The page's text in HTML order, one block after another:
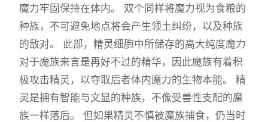
魔力牢固保持在体内。 双个同样将魔力视为食粮的
种族，不可避免地点将会产生领土纠纷，以及种族
的敌对。 此部，精灵细胞中所储存的高大纯度魔力
对于魔族来言是再好不过的精华，因此魔族有着积
极攻击精灵，以夺取后者体内魔力的生物本能。 精
灵是拥有智能与文显的种族，不像受兽性支配的魔
族一样落后。 但如果精灵不慎被魔族捕食，仍当时